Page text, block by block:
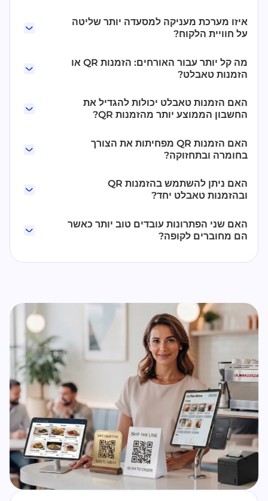
איזו מערכת מעניקה למסעדה יותר שליטה
על חוויית הלקוח?
מה קל יותר עבור האורחים: הזמנות QR או
הזמנות טאבלט?
האם הזמנות טאבלט יכולות להגדיל את
החשבון הממוצע יותר מהזמנות QR?
האם הזמנות QR מפחיתות את הצורך
בחומרה ובתחזוקה?
האם ניתן להשתמש בהזמנות QR
ובהזמנות טאבלט יחד?
האם שני הפתרונות עובדים טוב יותר כאשר
הם מחוברים לקופה?